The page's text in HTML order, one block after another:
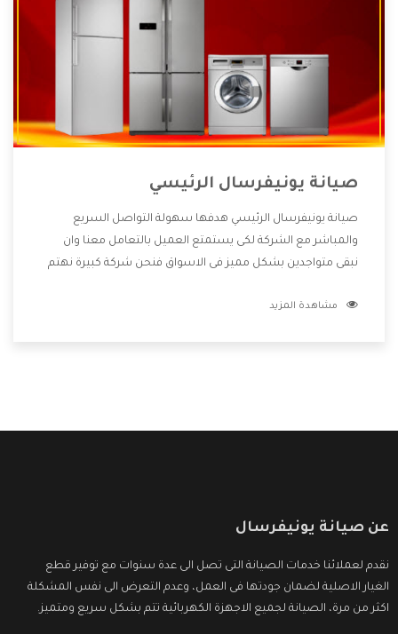
صيانة يونيفرسال الرئيسي
صيانة يونيفرسال الرئيسي هدفها سهولة التواصل السريع
والمباشر مع الشركة لكى يستمتع العميل بالتعامل معنا وان
نبقى متواجدين بشكل مميز فى الاسواق فنحن شركة كبيرة نهتم
الشركة بها والتى تكون منها خدمة الصيانة التى تكون من أهم
مشاهدة المزيد
عن صيانة يونيفرسال
نقدم لعملائنا خدمات الصيانة التى تصل الى عدة سنوات مع توفير قطع
الغيار الاصلية لضمان جودتها فى العمل، وعدم التعرض الى نفس المشكلة
اكثر من مرة، الصيانة لجميع الاجهزة الكهربائية تتم بشكل سريع ومتميز.